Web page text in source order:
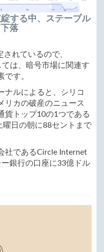
する中、ステーブル
落
れているので、
は、暗号市場に関連す
です。
ナルによると、シリコ
リカの破産のニュース
貨トップ10の1つである
曜日の朝に88セントまで
社であるCircle Internet
銀行の口座に33億ドル